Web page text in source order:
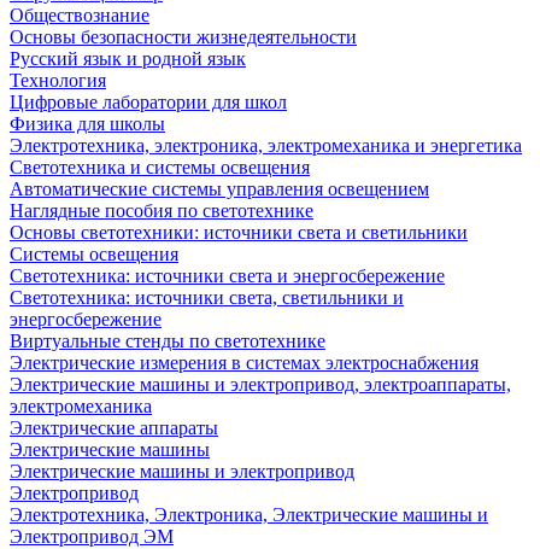
Обществознание
Основы безопасности жизнедеятельности
Русский язык и родной язык
Технология
Цифровые лаборатории для школ
Физика для школы
Электротехника, электроника, электромеханика и энергетика
Светотехника и системы освещения
Автоматические системы управления освещением
Наглядные пособия по светотехнике
Основы светотехники: источники света и светильники
Системы освещения
Светотехника: источники света и энергосбережение
Светотехника: источники света, светильники и
энергосбережение
Виртуальные стенды по светотехнике
Электрические измерения в системах электроснабжения
Электрические машины и электропривод, электроаппараты,
электромеханика
Электрические аппараты
Электрические машины
Электрические машины и электропривод
Электропривод
Электротехника, Электроника, Электрические машины и
Электропривод ЭМ